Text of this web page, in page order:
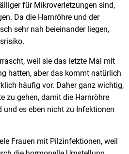
für Mikroverletzungen sind,
Da die Harnröhre und der
sehr nah beieinander liegen,
weil sie das letzte Mal mit
hatten, aber das kommt natürlich
häufig vor. Daher ganz wichtig,
zu gehen, damit die Harnröhre
es eben nicht zu Infektionen
Frauen mit Pilzinfektionen, weil